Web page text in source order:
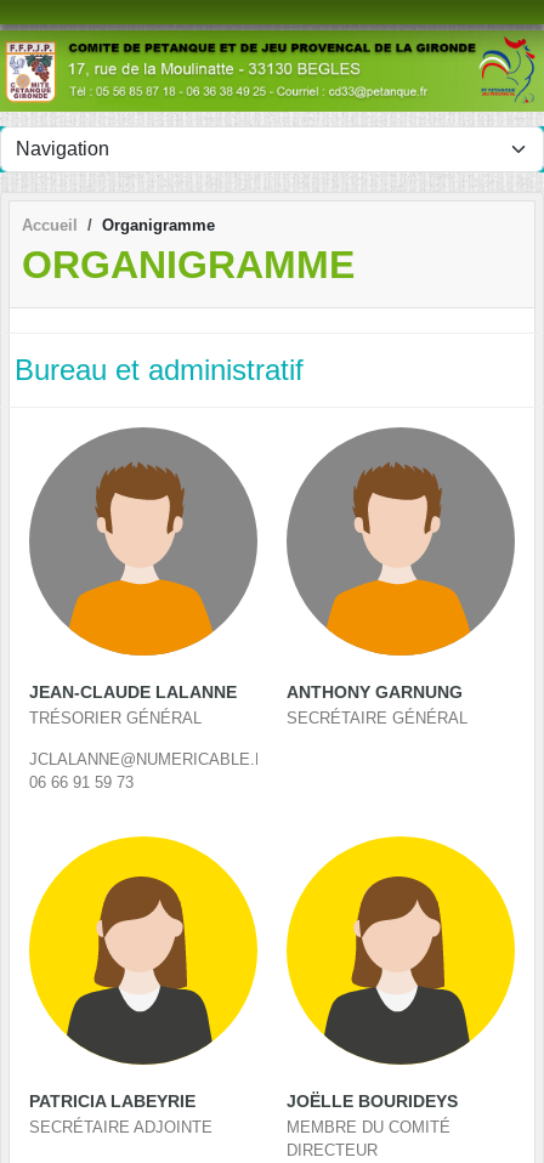
Accueil Organigramme
ORGANIGRAMME
Bureau et administratif
JEAN-CLAUDE LALANNE
TRÉSORIER GÉNÉRAL
JCLALANNE@NUMERICABLE.FR
06 66 91 59 73
ANTHONY GARNUNG
SECRÉTAIRE GÉNÉRAL
PATRICIA LABEYRIE
SECRÉTAIRE ADJOINTE
JOËLLE BOURIDEYS
MEMBRE DU COMITÉ
DIRECTEUR